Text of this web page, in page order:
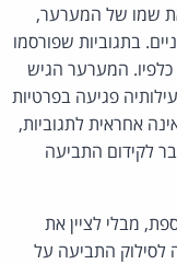
את שמו של המערער,
בתגוביות שפורסמו
כלפיו. המערער הגיש
שעילותיה פגיעה בפרטיות
אחראית לתגוביות,
לקידום התביעה
מבלי לציין את
לסילוק התביעה על